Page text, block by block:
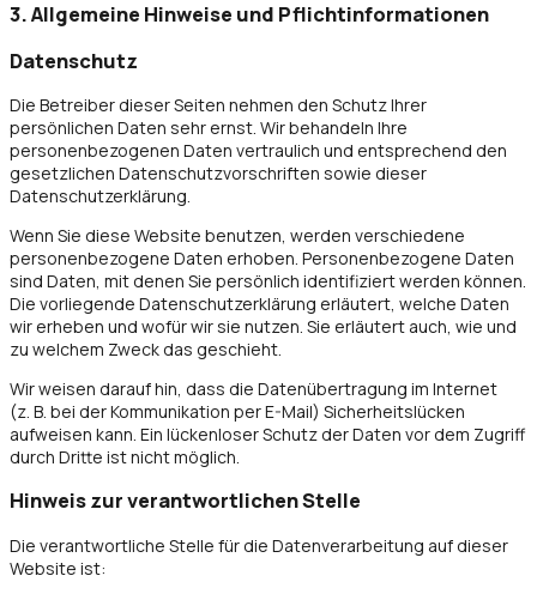
3. Allgemeine Hinweise und Pflicht­informationen
Datenschutz
Die Betreiber dieser Seiten nehmen den Schutz Ihrer
persönlichen Daten sehr ernst. Wir behandeln Ihre
personenbezogenen Daten vertraulich und entsprechend den
gesetzlichen Datenschutzvorschriften sowie dieser
Datenschutzerklärung.
Wenn Sie diese Website benutzen, werden verschiedene
personenbezogene Daten erhoben. Personenbezogene Daten
sind Daten, mit denen Sie persönlich identifiziert werden können.
Die vorliegende Datenschutzerklärung erläutert, welche Daten
wir erheben und wofür wir sie nutzen. Sie erläutert auch, wie und
zu welchem Zweck das geschieht.
Wir weisen darauf hin, dass die Datenübertragung im Internet
(z. B. bei der Kommunikation per E-Mail) Sicherheitslücken
aufweisen kann. Ein lückenloser Schutz der Daten vor dem Zugriff
durch Dritte ist nicht möglich.
Hinweis zur verantwortlichen Stelle
Die verantwortliche Stelle für die Datenverarbeitung auf dieser
Website ist: